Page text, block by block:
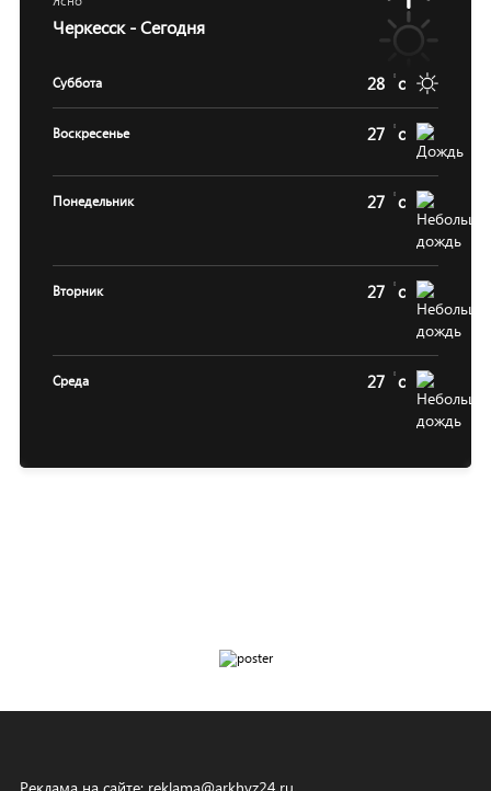
Черкесск - Сегодня
Суббота 28 c
Воскресенье 27 c
Понедельник 27 c
Вторник 27 c
Среда 27 c